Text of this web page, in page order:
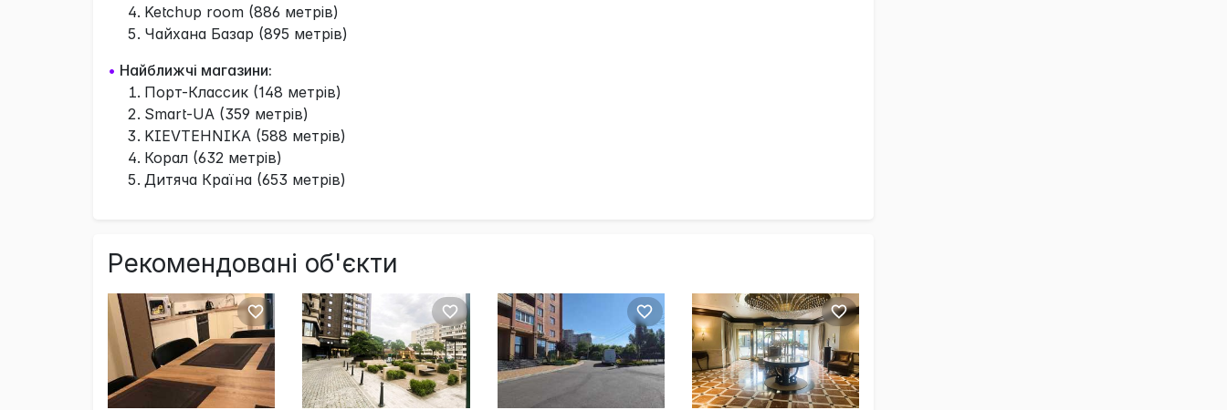
Ketchup room (886 метрів)
Чайхана Базар (895 метрів)
• Найближчі магазини:
Порт-Классик (148 метрів)
Smart-UA (359 метрів)
KIEVTEHNIKA (588 метрів)
Корал (632 метрів)
Дитяча Країна (653 метрів)
Рекомендовані об'єкти